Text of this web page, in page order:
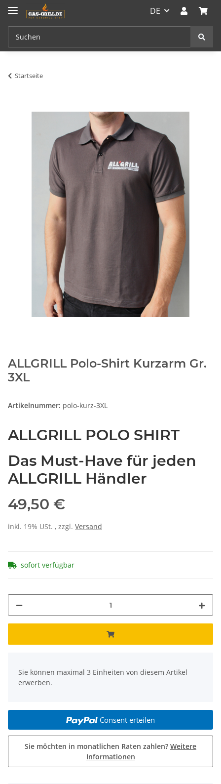
DE
Startseite
ALLGRILL Polo-Shirt Kurzarm Gr.
3XL
Artikelnummer: polo-kurz-3XL
ALLGRILL POLO SHIRT
Das Must-Have für jeden
ALLGRILL Händler
49,50 €
inkl. 19% USt. , zzgl. Versand
sofort verfügbar
Sie können maximal 3 Einheiten von diesem Artikel
erwerben.
Consent erteilen
Sie möchten in monatlichen Raten zahlen? Weitere
Informationen